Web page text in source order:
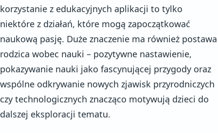
korzystanie z edukacyjnych aplikacji to tylko
niektóre z działań, które mogą zapoczątkować
naukową pasję. Duże znaczenie ma również postawa
rodzica wobec nauki – pozytywne nastawienie,
pokazywanie nauki jako fascynującej przygody oraz
wspólne odkrywanie nowych zjawisk przyrodniczych
czy technologicznych znacząco motywują dzieci do
dalszej eksploracji tematu.